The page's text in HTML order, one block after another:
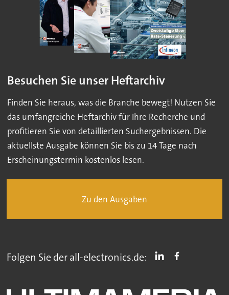
Besuchen Sie unser Heftarchiv
Finden Sie heraus, was die Branche bewegt! Nutzen Sie
das umfangreiche Heftarchiv für Ihre Recherche und
profitieren Sie von detaillierten Suchergebnissen. Die
aktuellste Ausgabe können Sie bis zu 14 Tage nach
Erscheinungstermin kostenlos lesen.
Zu den Ausgaben
Folgen Sie der all-electronics.de: